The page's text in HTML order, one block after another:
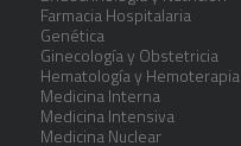
Farmacia Hospitalaria
Genética
Ginecología y Obstetricia
Hematología y Hemoterapia
Medicina Interna
Medicina Intensiva
Medicina Nuclear